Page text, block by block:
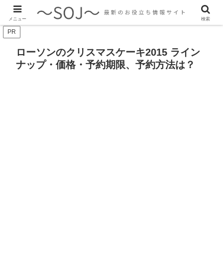
最新のトレンド情報、生活に役立つ情報をご紹介します
PR
ローソンのクリスマスケーキ2015 ライン
ナップ・価格・予約期限、予約方法は？
メニュー 検索